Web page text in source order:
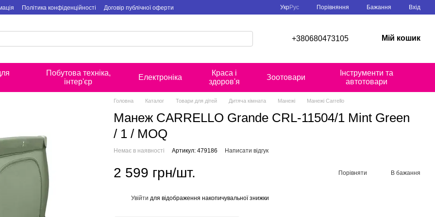
Політика конфіденційності Договір публічної оферти УкрРус Порівняння Бажання Вхід
+380680473105 Мій кошик
Побутова техніка,
інтер'єр
Електроніка
Краса і
здоров'я
Зоотовари
Інструменти та
автотовари
Головна Каталог Товари для дітей Дитяча кімната Манежі Манежі Carrello
Манеж CARRELLO Grande CRL-11504/1 Mint Green
/ 1 / MOQ
Немає в наявності Артикул: 479186 Написати відгук
2 599 грн/шт. Порівняти В бажання
Увійти для відображення накопичувальної знижки